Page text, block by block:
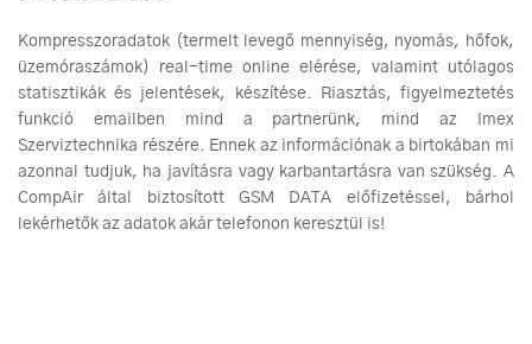
Kompresszoradatok (termelt levegő mennyiség, nyomás, hőfok,
üzemóraszámok) real-time online elérése, valamint utólagos
statisztikák és jelentések, készítése. Riasztás, figyelmeztetés
funkció emailben mind a partnerünk, mind az Imex
Szerviztechnika részére. Ennek az információnak a birtokában mi
azonnal tudjuk, ha javításra vagy karbantartásra van szükség. A
CompAir által biztosított GSM DATA előfizetéssel, bárhol
lekérhetők az adatok akár telefonon keresztül is!